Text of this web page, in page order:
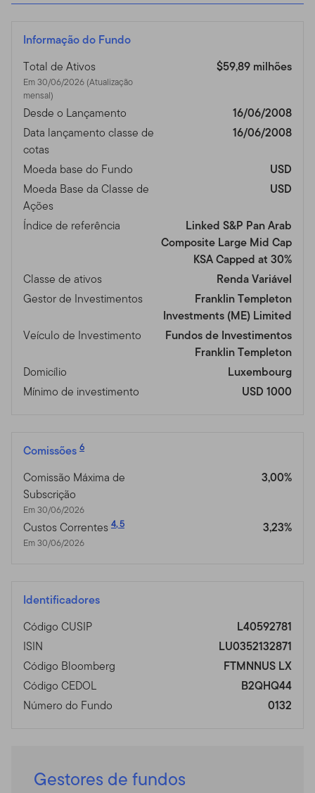
Informação do Fundo
Total de Ativos
Em 30/06/2026 (Atualização
mensal)
$59,89 milhões
Desde o Lançamento
16/06/2008
Data lançamento classe de
cotas
16/06/2008
Moeda base do Fundo
USD
Moeda Base da Classe de
Ações
USD
Índice de referência
Linked S&P Pan Arab
Composite Large Mid Cap
KSA Capped at 30%
Classe de ativos
Renda Variável
Gestor de Investimentos
Franklin Templeton
Investments (ME) Limited
Veículo de Investimento
Fundos de Investimentos
Franklin Templeton
Domicílio
Luxembourg
Mínimo de investimento
USD 1000
Comissões 6
Comissão Máxima de
Subscrição
Em 30/06/2026
3,00%
Custos Correntes 4,5
Em 30/06/2026
3,23%
Identificadores
Código CUSIP
L40592781
ISIN
LU0352132871
Código Bloomberg
FTMNNUS LX
Código CEDOL
B2QHQ44
Número do Fundo
0132
Gestores de fundos